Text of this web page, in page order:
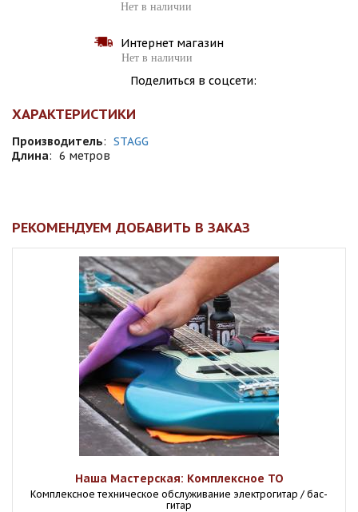
Нет в наличии
Интернет магазин
Нет в наличии
Поделиться в соцсети:
ХАРАКТЕРИСТИКИ
Производитель: STAGG
Длина: 6 метров
РЕКОМЕНДУЕМ ДОБАВИТЬ В ЗАКАЗ
Наша Мастерская: Комплексное ТО
Комплексное техническое обслуживание электрогитар / бас-
гитар